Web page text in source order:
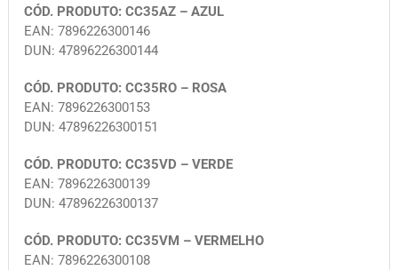
CÓD. PRODUTO: CC35AZ – AZUL
EAN: 7896226300146
DUN: 47896226300144
CÓD. PRODUTO: CC35RO – ROSA
EAN: 7896226300153
DUN: 47896226300151
CÓD. PRODUTO: CC35VD – VERDE
EAN: 7896226300139
DUN: 47896226300137
CÓD. PRODUTO: CC35VM – VERMELHO
EAN: 7896226300108